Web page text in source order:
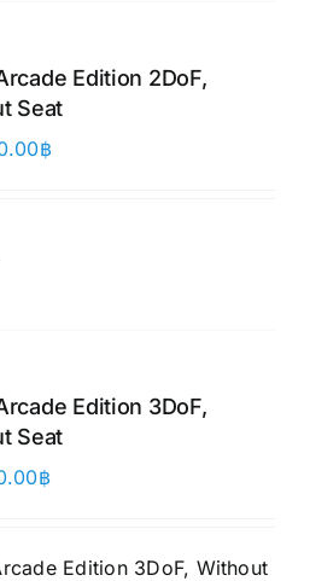
Edition 2DoF,
Seat
฿
Edition 3DoF,
Seat
฿
Edition 3DoF, Without